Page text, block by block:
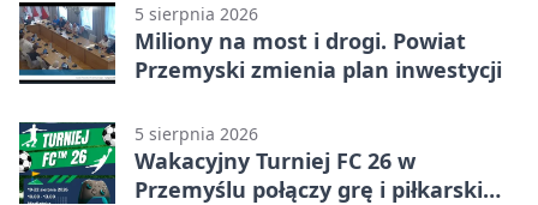
5 sierpnia 2026
Miliony na most i drogi. Powiat
Przemyski zmienia plan inwestycji
5 sierpnia 2026
Wakacyjny Turniej FC 26 w
Przemyślu połączy grę i piłkarski